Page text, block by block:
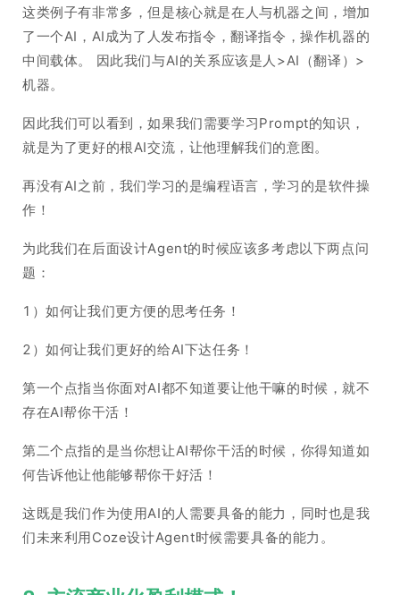
这类例子有非常多，但是核心就是在人与机器之间，增加
了一个AI，AI成为了人发布指令，翻译指令，操作机器的
中间载体。 因此我们与AI的关系应该是人>AI（翻译）>
机器。
因此我们可以看到，如果我们需要学习Prompt的知识，
就是为了更好的根AI交流，让他理解我们的意图。
再没有AI之前，我们学习的是编程语言，学习的是软件操
作！
为此我们在后面设计Agent的时候应该多考虑以下两点问
题：
1）如何让我们更方便的思考任务！
2）如何让我们更好的给AI下达任务！
第一个点指当你面对AI都不知道要让他干嘛的时候，就不
存在AI帮你干活！
第二个点指的是当你想让AI帮你干活的时候，你得知道如
何告诉他让他能够帮你干好活！
这既是我们作为使用AI的人需要具备的能力，同时也是我
们未来利用Coze设计Agent时候需要具备的能力。